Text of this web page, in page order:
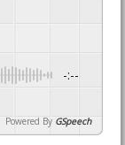
-:--
Powered By GSpeech